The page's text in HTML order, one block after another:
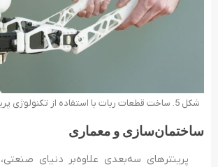
شکل 5. ساخت قطعات ربات با استفاده از تکنولوژی پرینترهای سه‌بعدی [3]
ساختمان‌سازی و معماری
پرینترهای سه‌بعدی علاوه‌بر دنیای صنعتی،